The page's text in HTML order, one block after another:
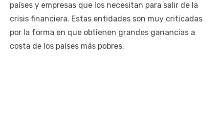
países y empresas que los necesitan para salir de la
crisis financiera. Estas entidades son muy criticadas
por la forma en que obtienen grandes ganancias a
costa de los países más pobres.